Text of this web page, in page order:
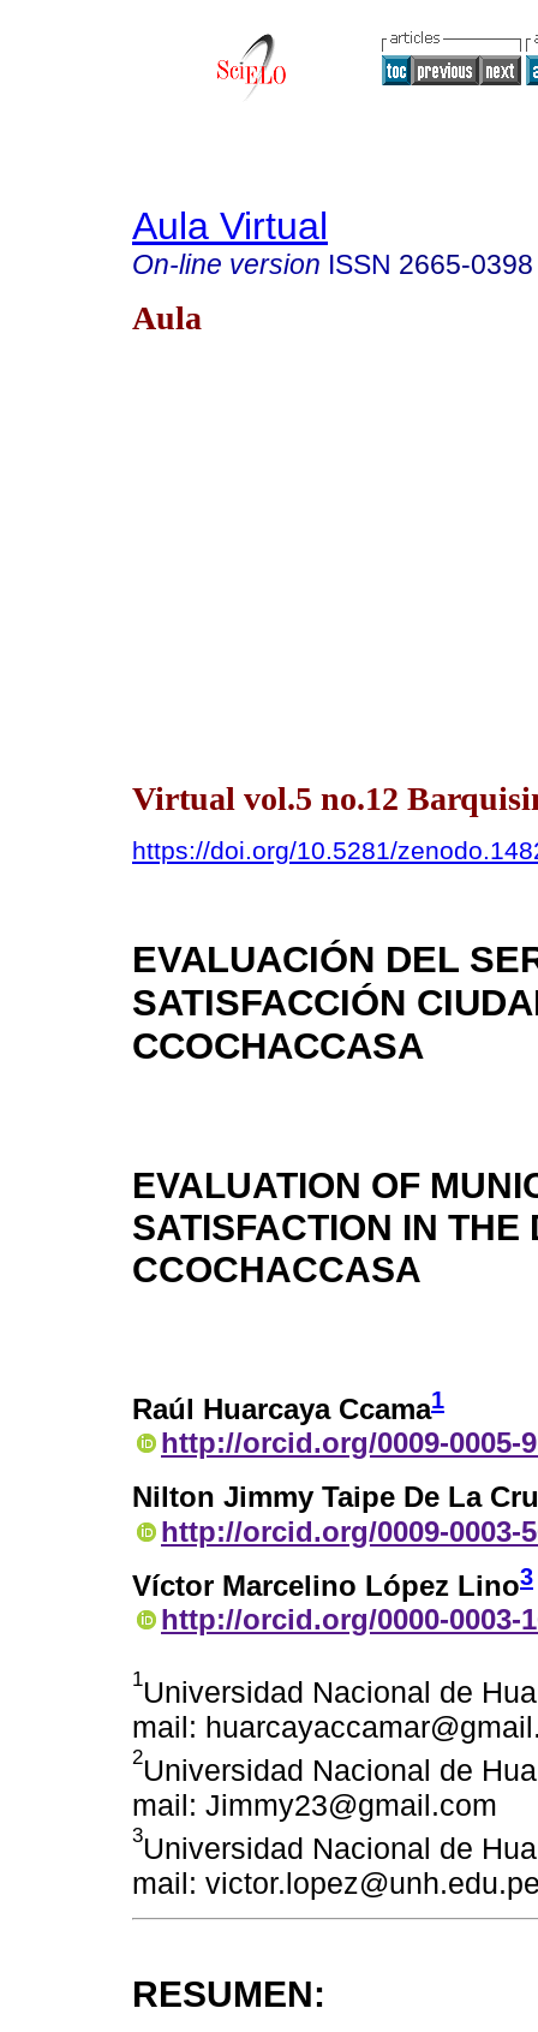
Aula Virtual
On-line version ISSN 2665-0398
Aula
Virtual vol.5 no.12
https://doi.org/10.5281/
EVALUACIÓN DEL
SATISFACCIÓN
CCOCHACCASA
EVALUATION OF
SATISFACTION IN THE
CCOCHACCASA
Raúl Huarcaya Ccama1
http://orcid.org/0009-0005-
Nilton Jimmy Taipe De La
http://orcid.org/0009-0003-
Víctor Marcelino López Lino3
http://orcid.org/0000-0003-
1Universidad Nacional de
mail:
2Universidad Nacional de
mail: Jimmy23@gmail.com
3Universidad Nacional de
mail:
RESUMEN: